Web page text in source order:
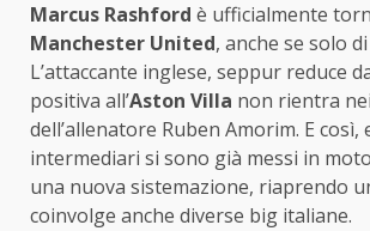
Marcus Rashford è ufficialmente
Manchester United, anche se solo
L’attaccante inglese, seppur reduce
positiva all’Aston Villa non rientra
dell’allenatore Ruben Amorim. E
intermediari si sono già messi in
una nuova sistemazione, riaprendo
coinvolge anche diverse big italiane.